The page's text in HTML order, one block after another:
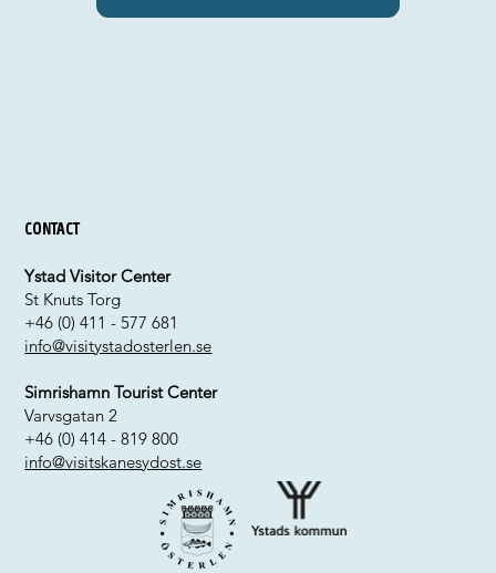
Contact
Ystad Visitor Center
St Knuts Torg
+46 (0) 411 - 577 681
info@visitystadosterlen.se
Simrishamn Tourist Center
Varvsgatan 2
+46 (0) 414 - 819 800
info@visitskanesydost.se